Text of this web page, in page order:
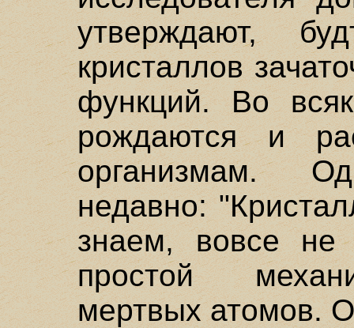
утверждают,
кристаллов
функций. Во
рождаются и
организмам.
недавно:
знаем, вовсе не
простой
мертвых атомов.